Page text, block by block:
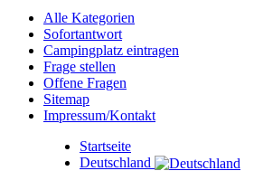
Alle Kategorien
Sofortantwort
Campingplatz eintragen
Frage stellen
Offene Fragen
Sitemap
Impressum/Kontakt
Startseite
Deutschland